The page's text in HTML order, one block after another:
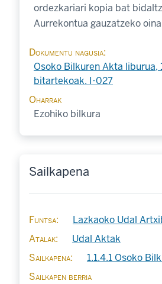
ordezkariari kopia bat
Aurrekontua gauzatzeko
Dokumentu nagusia
Osoko Bilkuren Akta liburua,
bitartekoak. I-027
Oharrak
Ezohiko bilkura
Sailkapena
Funtsa
Lazkaoko Udal
Atalak
Udal Aktak
Sailkapena
1.1.4.1 Osoko
Sailkapen berria